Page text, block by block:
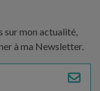
sur mon actualité,
à ma Newsletter.